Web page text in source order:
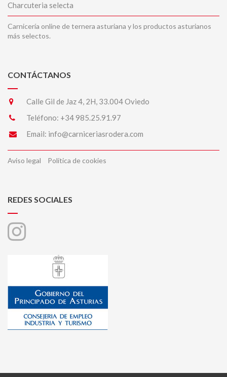
Charcuteria selecta
Carnicería online de ternera asturiana y los productos asturianos
más selectos.
CONTÁCTANOS
Calle Gil de Jaz 4, 2H, 33.004 Oviedo
Teléfono: +34 985.25.91.97
Email: info@carniceriasrodera.com
Aviso legal Política de cookies
REDES SOCIALES